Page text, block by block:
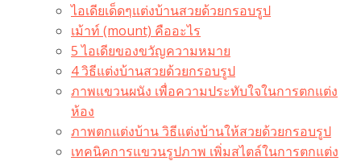
ไอเดียเด็ดๆแต่งบ้านสวยด้วยกรอบรูป
เม้าท์ (mount) คืออะไร​
5 ไอเดียของขวัญความหมาย
4 วิธีแต่งบ้านสวยด้วยกรอบรูป
ภาพแขวนผนัง เพื่อความประทับใจในการตกแต่ง
ห้อง
ภาพตกแต่งบ้าน วิธีแต่งบ้านให้สวยด้วยกรอบรูป
เทคนิคการแขวนรูปภาพ เพิ่มสไตล์ในการตกแต่ง